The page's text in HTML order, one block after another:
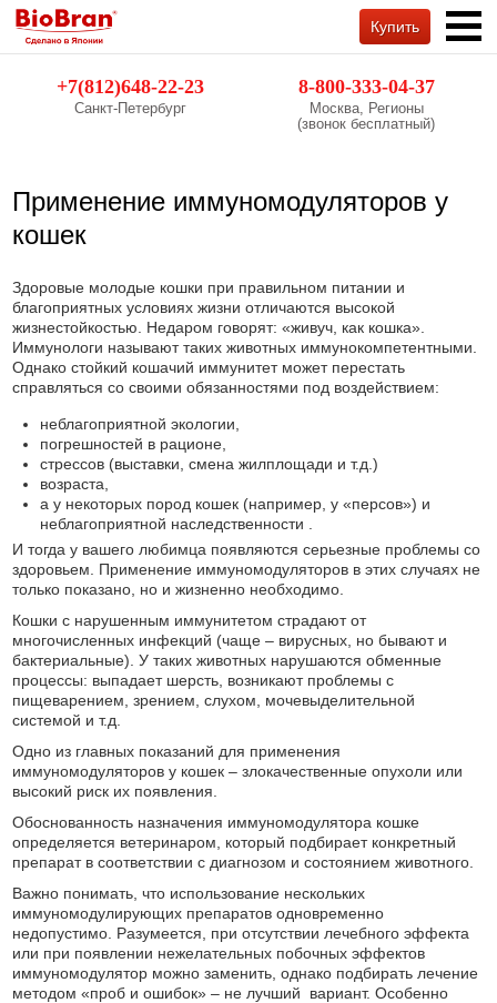
+7(812)648-22-23
Санкт-Петербург
8-800-333-04-37
Москва, Регионы
(звонок бесплатный)
Купить
Применение иммуномодуляторов у
кошек
Здоровые молодые кошки при правильном питании и
благоприятных условиях жизни отличаются высокой
жизнестойкостью. Недаром говорят: «живуч, как кошка».
Иммунологи называют таких животных иммунокомпетентными.
Однако стойкий кошачий иммунитет может перестать
справляться со своими обязанностями под воздействием:
неблагоприятной экологии,
погрешностей в рационе,
стрессов (выставки, смена жилплощади и т.д.)
возраста,
а у некоторых пород кошек (например, у «персов») и
неблагоприятной наследственности .
И тогда у вашего любимца появляются серьезные проблемы со
здоровьем. Применение иммуномодуляторов в этих случаях не
только показано, но и жизненно необходимо.
Кошки с нарушенным иммунитетом страдают от
многочисленных инфекций (чаще – вирусных, но бывают и
бактериальные). У таких животных нарушаются обменные
процессы: выпадает шерсть, возникают проблемы с
пищеварением, зрением, слухом, мочевыделительной
системой и т.д.
Одно из главных показаний для применения
иммуномодуляторов у кошек – злокачественные опухоли или
высокий риск их появления.
Обоснованность назначения иммуномодулятора кошке
определяется ветеринаром, который подбирает конкретный
препарат в соответствии с диагнозом и состоянием животного.
Важно понимать, что использование нескольких
иммуномодулирующих препаратов одновременно
недопустимо. Разумеется, при отсутствии лечебного эффекта
или при появлении нежелательных побочных эффектов
иммуномодулятор можно заменить, однако подбирать лечение
методом «проб и ошибок» – не лучший вариант. Особенно